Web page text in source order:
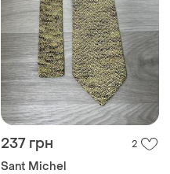
237 грн 2
Sant Michel